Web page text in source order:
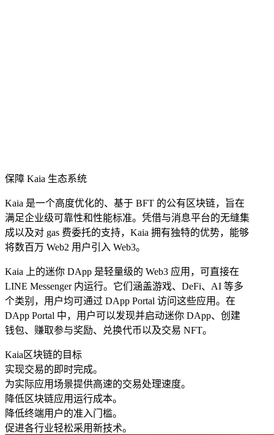
保障 Kaia 生态系统
Kaia 是一个高度优化的、基于 BFT 的公有区块链，旨在
满足企业级可靠性和性能标准。凭借与消息平台的无缝集
成以及对 gas 费委托的支持，Kaia 拥有独特的优势，能够
将数百万 Web2 用户引入 Web3。
Kaia 上的迷你 DApp 是轻量级的 Web3 应用，可直接在
LINE Messenger 内运行。它们涵盖游戏、DeFi、AI 等多
个类别，用户均可通过 DApp Portal 访问这些应用。在
DApp Portal 中，用户可以发现并启动迷你 DApp、创建
钱包、赚取参与奖励、兑换代币以及交易 NFT。
Kaia区块链的目标
实现交易的即时完成。
为实际应用场景提供高速的交易处理速度。
降低区块链应用运行成本。
降低终端用户的准入门槛。
促进各行业轻松采用新技术。